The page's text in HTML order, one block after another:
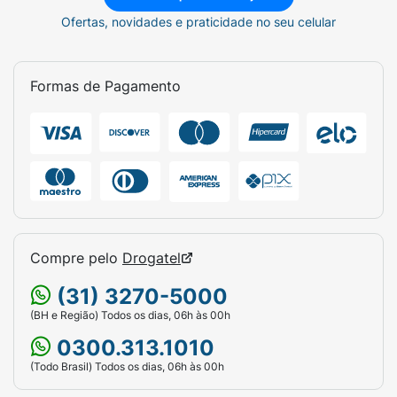
Ofertas, novidades e praticidade no seu celular
Formas de Pagamento
Compre pelo Drogatel
(31) 3270-5000
(BH e Região) Todos os dias, 06h às 00h
0300.313.1010
(Todo Brasil) Todos os dias, 06h às 00h